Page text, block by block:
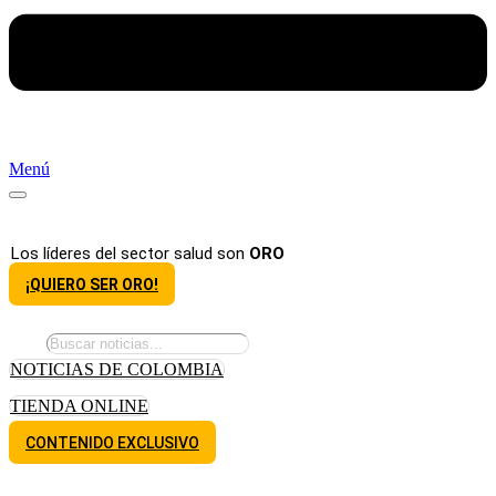
Menú
Los líderes del sector salud son ORO
¡QUIERO SER ORO!
NOTICIAS DE COLOMBIA
TIENDA ONLINE
CONTENIDO EXCLUSIVO